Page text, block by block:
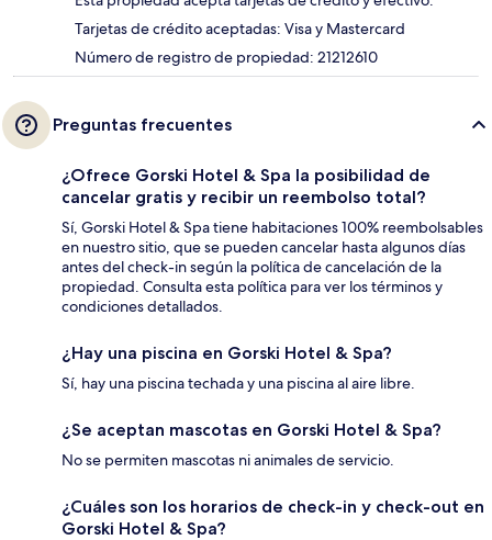
Tarjetas de crédito aceptadas: Visa y Mastercard
Número de registro de propiedad: 21212610
Preguntas frecuentes
¿Ofrece Gorski Hotel & Spa la posibilidad de
cancelar gratis y recibir un reembolso total?
Sí, Gorski Hotel & Spa tiene habitaciones 100% reembolsables
en nuestro sitio, que se pueden cancelar hasta algunos días
antes del check-in según la política de cancelación de la
propiedad. Consulta esta política para ver los términos y
condiciones detallados.
¿Hay una piscina en Gorski Hotel & Spa?
Sí, hay una piscina techada y una piscina al aire libre.
¿Se aceptan mascotas en Gorski Hotel & Spa?
No se permiten mascotas ni animales de servicio.
¿Cuáles son los horarios de check-in y check-out en
Gorski Hotel & Spa?